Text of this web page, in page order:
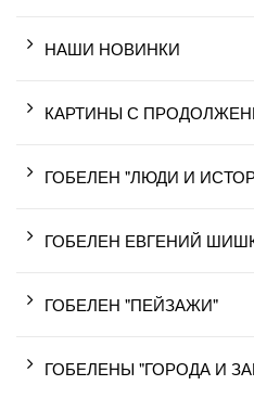
НАШИ НОВИНКИ
КАРТИНЫ С
ГОБЕЛЕН "ЛЮДИ И
ГОБЕЛЕН ЕВГЕНИЙ
ГОБЕЛЕН "ПЕЙЗАЖИ"
ГОБЕЛЕНЫ "ГОРОДА И